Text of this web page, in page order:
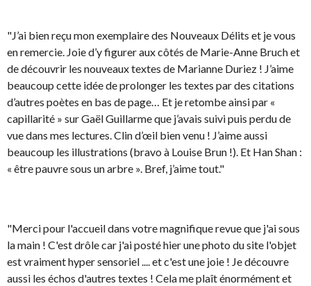
"J’ai bien reçu mon exemplaire des Nouveaux Délits et je vous
en remercie. Joie d’y figurer aux côtés de Marie-Anne Bruch et
de découvrir les nouveaux textes de Marianne Duriez ! J’aime
beaucoup cette idée de prolonger les textes par des citations
d’autres poètes en bas de page… Et je retombe ainsi par «
capillarité » sur Gaël Guillarme que j’avais suivi puis perdu de
vue dans mes lectures. Clin d’œil bien venu ! J’aime aussi
beaucoup les illustrations (bravo à Louise Brun !). Et Han Shan :
« être pauvre sous un arbre ». Bref, j’aime tout."
"Merci pour l'accueil dans votre magnifique revue que j'ai sous
la main ! C'est drôle car j'ai posté hier une photo du site l'objet
est vraiment hyper sensoriel .... et c'est une joie ! Je découvre
aussi les échos d'autres textes ! Cela me plaît énormément et